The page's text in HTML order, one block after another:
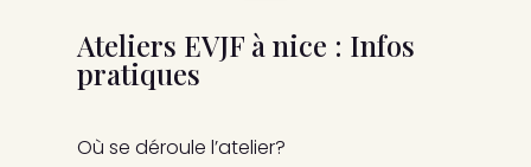
Ateliers EVJF à nice : Infos
pratiques
Où se déroule l’atelier?